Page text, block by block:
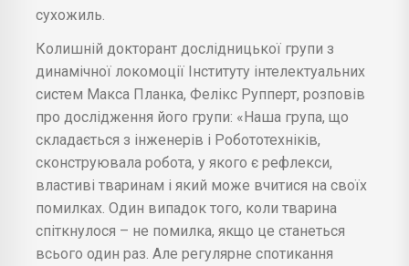
сухожиль.
Колишній докторант дослідницької групи з
динамічної локомоції Інституту інтелектуальних
систем Макса Планка, Фелікс Рупперт, розповів
про дослідження його групи: «Наша група, що
складається з інженерів і Робототехніків,
сконструювала робота, у якого є рефлекси,
властиві тваринам і який може вчитися на своїх
помилках. Один випадок того, коли тварина
спіткнулося – не помилка, якщо це станеться
всього один раз. Але регулярне спотикання